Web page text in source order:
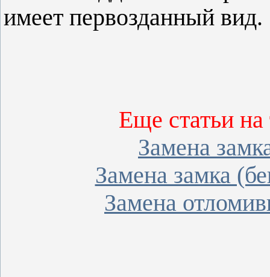
имеет первозданный вид.
Еще статьи
Замена
Замена замка
Замена